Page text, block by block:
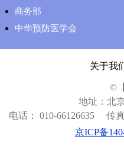
商务部
中华预防医学会
关于我
©
地址：北
电话： 010-66126635
传
京ICP备